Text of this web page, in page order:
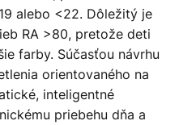
alebo <22. Dôležitý je
RA >80, pretože deti
farby. Súčasťou návrhu
orientovaného na
inteligentné
priebehu dňa a